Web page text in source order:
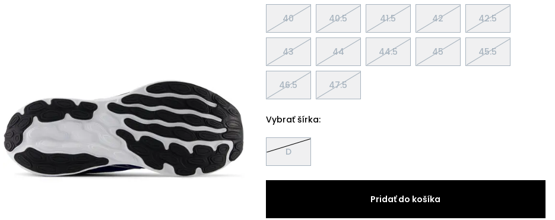
40 40.5 41.5 42 42.5
43 44 44.5 45 45.5
46.5 47.5
Vybrať šírka:
D
Pridať do košíka